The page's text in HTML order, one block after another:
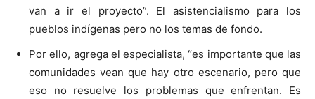
van a ir el proyecto”. El asistencialismo para los
pueblos indígenas pero no los temas de fondo.
Por ello, agrega el especialista, “es importante que las
comunidades vean que hay otro escenario, pero que
eso no resuelve los problemas que enfrentan. Es